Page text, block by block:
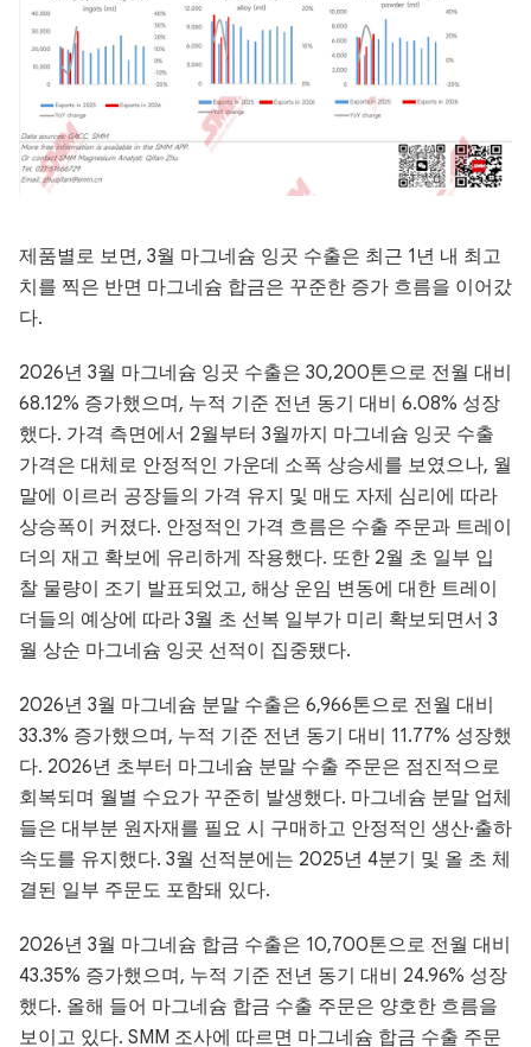
제품별로 보면, 3월 마그네슘 잉곳 수출은 최근 1년 내 최고
치를 찍은 반면 마그네슘 합금은 꾸준한 증가 흐름을 이어갔
다.
2026년 3월 마그네슘 잉곳 수출은 30,200톤으로 전월 대비
68.12% 증가했으며, 누적 기준 전년 동기 대비 6.08% 성장
했다. 가격 측면에서 2월부터 3월까지 마그네슘 잉곳 수출
가격은 대체로 안정적인 가운데 소폭 상승세를 보였으나, 월
말에 이르러 공장들의 가격 유지 및 매도 자제 심리에 따라
상승폭이 커졌다. 안정적인 가격 흐름은 수출 주문과 트레이
더의 재고 확보에 유리하게 작용했다. 또한 2월 초 일부 입
찰 물량이 조기 발표되었고, 해상 운임 변동에 대한 트레이
더들의 예상에 따라 3월 초 선복 일부가 미리 확보되면서 3
월 상순 마그네슘 잉곳 선적이 집중됐다.
2026년 3월 마그네슘 분말 수출은 6,966톤으로 전월 대비
33.3% 증가했으며, 누적 기준 전년 동기 대비 11.77% 성장했
다. 2026년 초부터 마그네슘 분말 수출 주문은 점진적으로
회복되며 월별 수요가 꾸준히 발생했다. 마그네슘 분말 업체
들은 대부분 원자재를 필요 시 구매하고 안정적인 생산·출하
속도를 유지했다. 3월 선적분에는 2025년 4분기 및 올 초 체
결된 일부 주문도 포함돼 있다.
2026년 3월 마그네슘 합금 수출은 10,700톤으로 전월 대비
43.35% 증가했으며, 누적 기준 전년 동기 대비 24.96% 성장
했다. 올해 들어 마그네슘 합금 수출 주문은 양호한 흐름을
보이고 있다. SMM 조사에 따르면 마그네슘 합금 수출 주문